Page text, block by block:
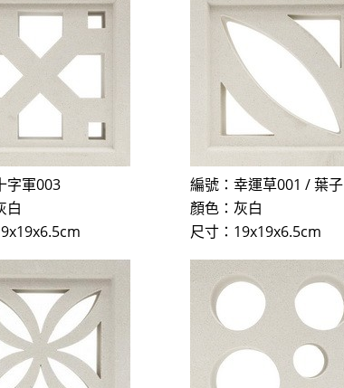
字軍003
白
編號：幸運草001 / 葉子
顏色：灰白
尺寸：19x19x6.5cm